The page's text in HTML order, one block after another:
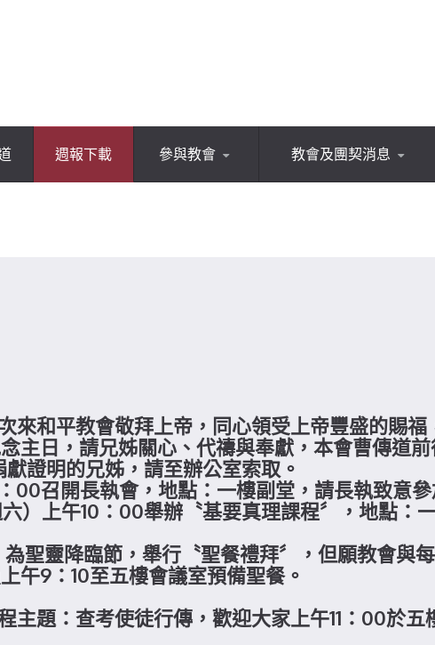
週報下載 參與教會 教會及團契消息
來和平教會敬拜上帝，同心領受上帝豐盛的賜
主日，請兄姊關心、代禱與奉獻，本會曹傳道前
獻證明的兄姊，請至辦公室索取。
00召開長執會，地點：一樓副堂，請長執致意參
）上午10：00舉辦〝基要真理課程〞，地點：
聖靈降臨節，舉行〝聖餐禮拜〞，但願教會與
午9：10至五樓會議室預備聖餐。
主題：查考使徒行傳，歡迎大家上午11：00於五